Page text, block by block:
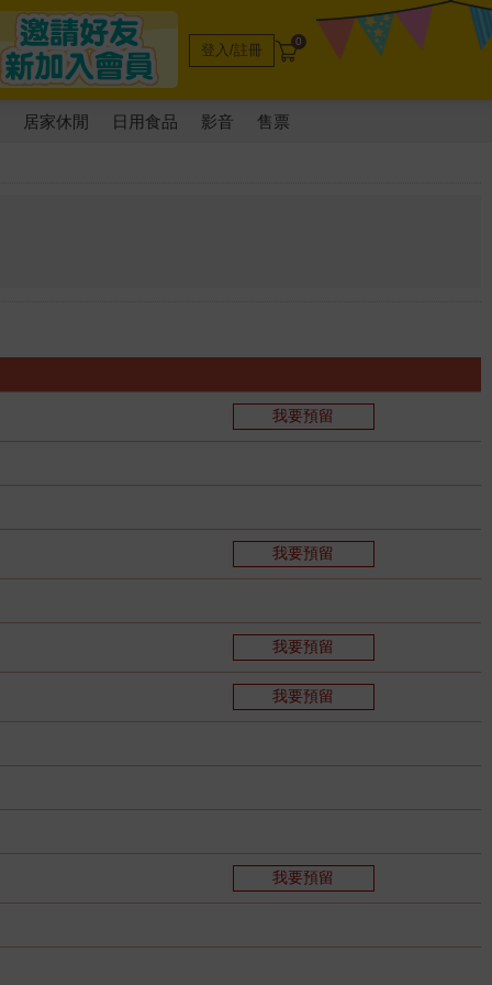
登入/註冊 0
居家休閒 日用食品 影音 售票
我要預留
我要預留
我要預留
我要預留
我要預留